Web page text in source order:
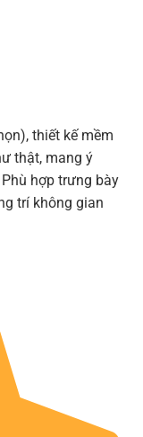
thiết kế mềm
thật, mang ý
hợp trưng bày
trí không gian